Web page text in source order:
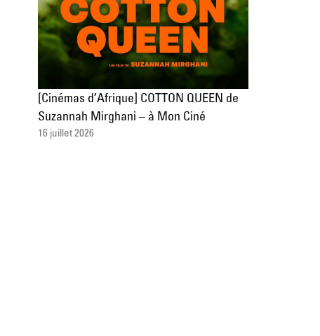
[Cinémas d’Afrique] COTTON QUEEN de
Suzannah Mirghani – à Mon Ciné
16 juillet 2026